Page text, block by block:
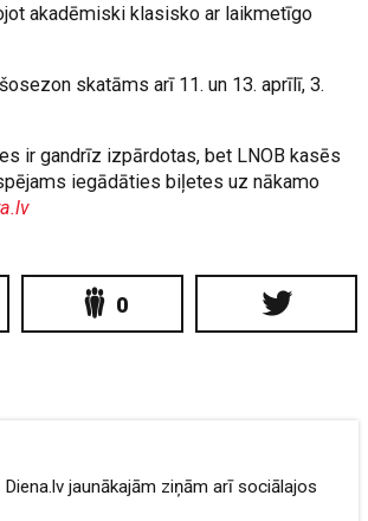
akadēmiski klasisko ar laikmetīgo
šosezon skatāms arī 11. un 13. aprīlī, 3.
ir gandrīz izpārdotas, bet LNOB kasēs
iegādāties biļetes uz nākamo
0
jaunākajām ziņām arī sociālajos